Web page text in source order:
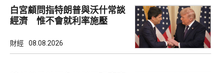
白宮顧問指特朗普與沃什常談
經濟 惟不會就利率施壓
財經 08.08.2026